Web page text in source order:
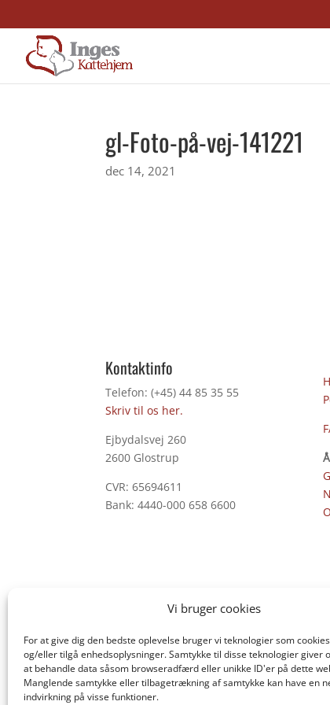
Vi bruger cookies
For at give dig den bedste oplevelse bruger vi teknologier som
og/eller tilgå enhedsoplysninger. Samtykke til disse teknologier giver
at behandle data såsom browseradfærd eller unikke ID'er på dette
Manglende samtykke eller tilbagetrækning af samtykke kan have en
indvirkning på visse funktioner.
gl-Foto-på-vej-141221
dec 14, 2021
Kontaktinfo
Telefon: (+45) 44 85 35 55
Skriv til os her.
Ejbydalsvej 260
2600 Glostrup
CVR: 65694611
Bank: 4440-000 658 6600